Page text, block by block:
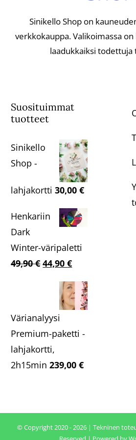
Sinikello Shop on
verkkokauppa. Valikoimassa
laadukkaiksi
Suosituimmat
tuotteet
Sinikello
Shop -
lahjakortti 30,00€
Henkariin
Dark
Winter-väripaletti
49,90€Alkuperäinen
hinta
49,90 €.
44,90€Nykyinen
hinta
on:
44,90 €.
Värianalyysi
Premium-paketti -
lahjakortti,
2h15min 239,00€
© Copyright 2020 - 2026 | Tekninen